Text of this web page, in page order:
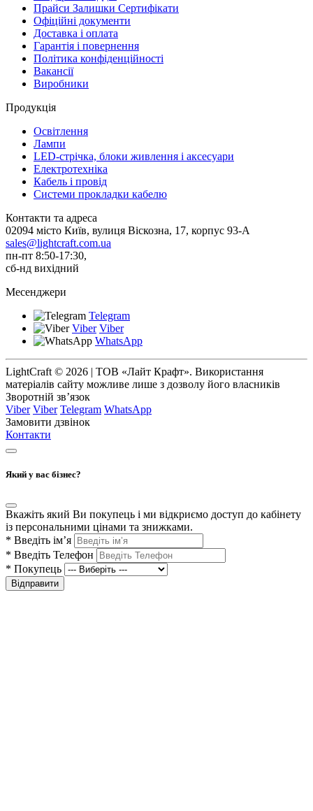
Прайси Залишки Сертифікати
Офіційні документи
Доставка і оплата
Гарантія і повернення
Політика конфіденційності
Вакансії
Виробники
Продукція
Освітлення
Лампи
LED-стрічка, блоки живлення і аксесуари
Електротехніка
Кабель і провід
Системи прокладки кабелю
Контакти та адреса
02094 місто Київ, вулиця Віскозна, 17, корпус 93-А
sales@lightcraft.com.ua
пн-пт 8:50-17:30,
сб-нд вихідний
Месенджери
Telegram
Viber Viber
WhatsApp
LightCraft © 2026 | ТОВ «Лайт Крафт». Використання
матеріалів сайту можливе лише з дозволу його власників
Зворотній зв’язок
Viber Viber Telegram WhatsApp
Замовити дзвінок
Контакти
Який у вас бізнес?
Вкажіть який Ви покупець і ми відкриємо доступ до кабінету
із персональними цінами та знижками.
* Введіть ім’я
* Введіть Телефон
* Покупець
Відправити